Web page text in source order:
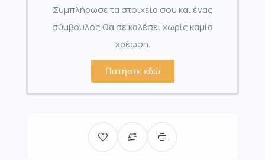
Συμπλήρωσε τα στοιχεία σου και ένας
σύμβουλος θα σε καλέσει χωρίς καμία
χρέωση.
Πατήστε εδώ